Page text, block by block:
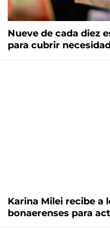
Nueve de cada diez
para cubrir
Karina Milei recibe a
bonaerenses para